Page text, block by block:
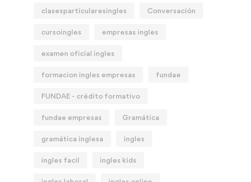
clasesparticularesingles Conversación
cursoingles empresas ingles
examen oficial ingles
formacion ingles empresas fundae
FUNDAE - crédito formativo
fundae empresas Gramática
gramática inglesa ingles
ingles facil ingles kids